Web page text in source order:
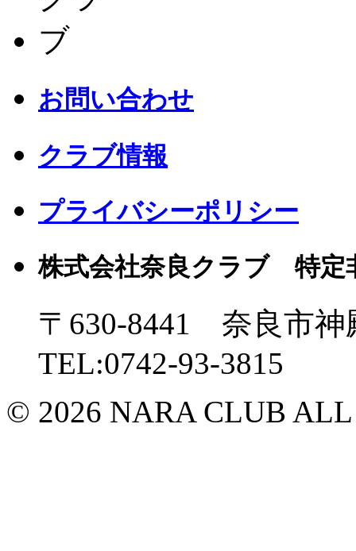
お問い合わせ
クラブ情報
プライバシーポリシー
株式会社奈良クラブ 特定
〒630-8441 奈良市
TEL:0742-93-3815
© 2026 NARA CLUB ALL